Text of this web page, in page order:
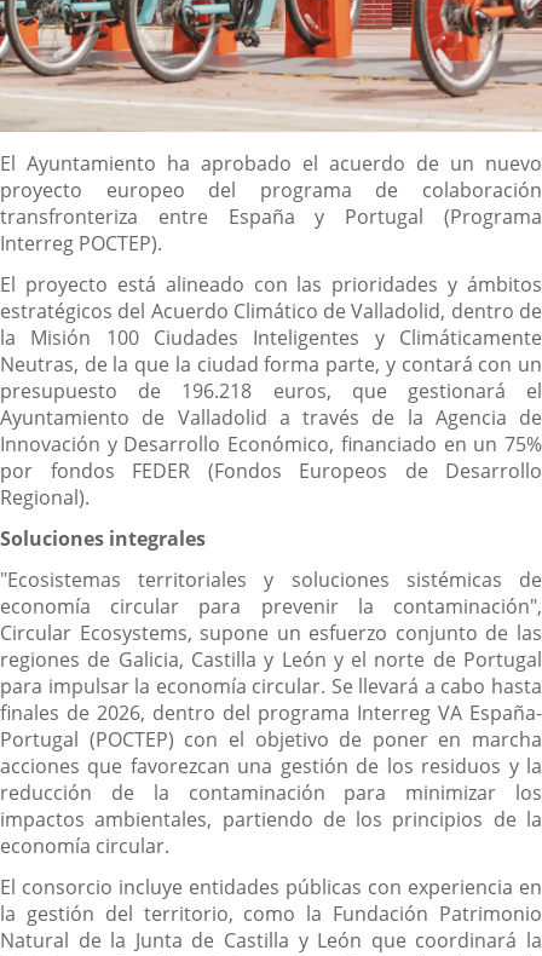
Descripción
El Ayuntamiento ha aprobado el acuerdo de un nuevo
proyecto europeo del programa de colaboración
transfronteriza entre España y Portugal (Programa
Interreg POCTEP).
El proyecto está alineado con las prioridades y ámbitos
estratégicos del Acuerdo Climático de Valladolid, dentro de
la Misión 100 Ciudades Inteligentes y Climáticamente
Neutras, de la que la ciudad forma parte, y contará con un
presupuesto de 196.218 euros, que gestionará el
Ayuntamiento de Valladolid a través de la Agencia de
Innovación y Desarrollo Económico, financiado en un 75%
por fondos FEDER (Fondos Europeos de Desarrollo
Regional).
Soluciones integrales
"Ecosistemas territoriales y soluciones sistémicas de
economía circular para prevenir la contaminación",
Circular Ecosystems, supone un esfuerzo conjunto de las
regiones de Galicia, Castilla y León y el norte de Portugal
para impulsar la economía circular. Se llevará a cabo hasta
finales de 2026, dentro del programa Interreg VA España-
Portugal (POCTEP) con el objetivo de poner en marcha
acciones que favorezcan una gestión de los residuos y la
reducción de la contaminación para minimizar los
impactos ambientales, partiendo de los principios de la
economía circular.
El consorcio incluye entidades públicas con experiencia en
la gestión del territorio, como la Fundación Patrimonio
Natural de la Junta de Castilla y León que coordinará la